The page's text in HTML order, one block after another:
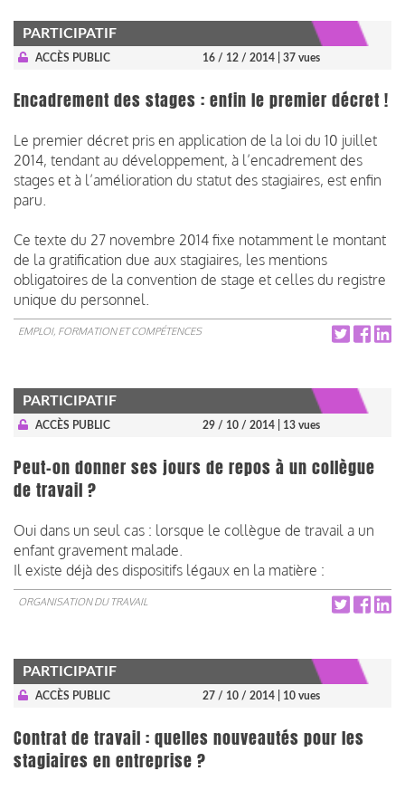
PARTICIPATIF
ACCÈS PUBLIC 16 / 12 / 2014 | 37 vues
Encadrement des stages : enfin le premier décret !
Le premier décret pris en application de la loi du 10 juillet
2014, tendant au développement, à l’encadrement des
stages et à l’amélioration du statut des stagiaires, est enfin
paru.
Ce texte du 27 novembre 2014 fixe notamment le montant
de la gratification due aux stagiaires, les mentions
obligatoires de la convention de stage et celles du registre
unique du personnel.
EMPLOI, FORMATION ET COMPÉTENCES
PARTICIPATIF
ACCÈS PUBLIC 29 / 10 / 2014 | 13 vues
Peut-on donner ses jours de repos à un collègue
de travail ?
Oui dans un seul cas : lorsque le collègue de travail a un
enfant gravement malade.
Il existe déjà des dispositifs légaux en la matière :
ORGANISATION DU TRAVAIL
PARTICIPATIF
ACCÈS PUBLIC 27 / 10 / 2014 | 10 vues
Contrat de travail : quelles nouveautés pour les
stagiaires en entreprise ?